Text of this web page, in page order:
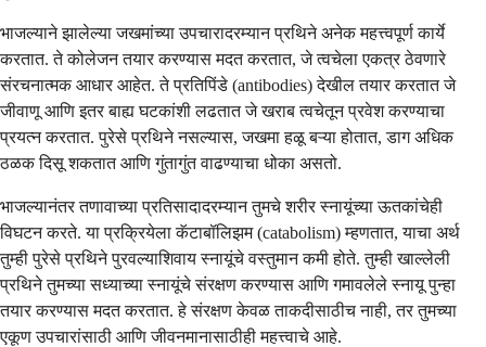
भाजल्याने झालेल्या जखमांच्या उपचारादरम्यान प्रथिने अनेक महत्त्वपूर्ण कार्ये
करतात. ते कोलेजन तयार करण्यास मदत करतात, जे त्वचेला एकत्र ठेवणारे
संरचनात्मक आधार आहेत. ते प्रतिपिंडे (antibodies) देखील तयार करतात जे
जीवाणू आणि इतर बाह्य घटकांशी लढतात जे खराब त्वचेतून प्रवेश करण्याचा
प्रयत्न करतात. पुरेसे प्रथिने नसल्यास, जखमा हळू बऱ्या होतात, डाग अधिक
ठळक दिसू शकतात आणि गुंतागुंत वाढण्याचा धोका असतो.
भाजल्यानंतर तणावाच्या प्रतिसादादरम्यान तुमचे शरीर स्नायूंच्या ऊतकांचेही
विघटन करते. या प्रक्रियेला कॅटाबॉलिझम (catabolism) म्हणतात, याचा अर्थ
तुम्ही पुरेसे प्रथिने पुरवल्याशिवाय स्नायूंचे वस्तुमान कमी होते. तुम्ही खाल्लेली
प्रथिने तुमच्या सध्याच्या स्नायूंचे संरक्षण करण्यास आणि गमावलेले स्नायू पुन्हा
तयार करण्यास मदत करतात. हे संरक्षण केवळ ताकदीसाठीच नाही, तर तुमच्या
एकूण उपचारांसाठी आणि जीवनमानासाठीही महत्त्वाचे आहे.